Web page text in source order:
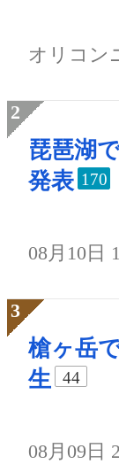
オリコン
琵琶湖
発表 170
08月10日
槍ヶ岳
生
44
08月09日